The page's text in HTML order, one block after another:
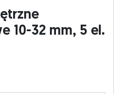
10-32 mm, 5 el.